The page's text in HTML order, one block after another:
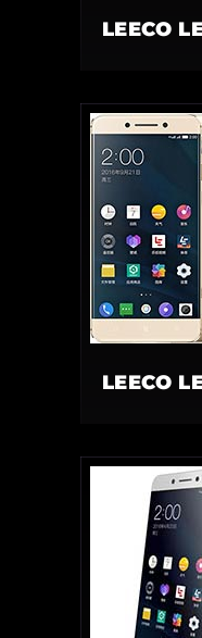
LEECO
LEECO